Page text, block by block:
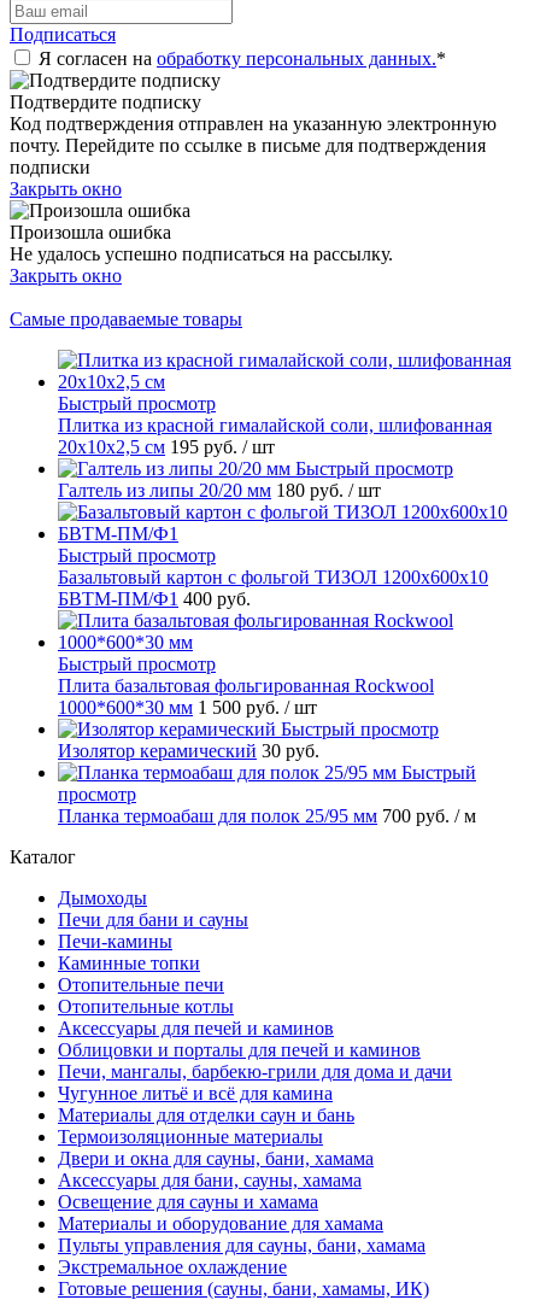
Подписаться
Я согласен на обработку персональных данных.*
Подтвердите подписку
Код подтверждения отправлен на указанную электронную
почту. Перейдите по ссылке в письме для подтверждения
подписки
Закрыть окно
Произошла ошибка
Не удалось успешно подписаться на рассылку.
Закрыть окно
Самые продаваемые товары
Быстрый просмотр
Плитка из красной гималайской соли, шлифованная
20х10х2,5 см 195 руб. / шт
Быстрый просмотр
Галтель из липы 20/20 мм 180 руб. / шт
Быстрый просмотр
Базальтовый картон с фольгой ТИЗОЛ 1200х600х10
БВТМ-ПМ/Ф1 400 руб.
Быстрый просмотр
Плита базальтовая фольгированная Rockwool
1000*600*30 мм 1 500 руб. / шт
Быстрый просмотр
Изолятор керамический 30 руб.
Быстрый
просмотр
Планка термоабаш для полок 25/95 мм 700 руб. / м
Каталог
Дымоходы
Печи для бани и сауны
Печи-камины
Каминные топки
Отопительные печи
Отопительные котлы
Аксессуары для печей и каминов
Облицовки и порталы для печей и каминов
Печи, мангалы, барбекю-грили для дома и дачи
Чугунное литьё и всё для камина
Материалы для отделки саун и бань
Термоизоляционные материалы
Двери и окна для сауны, бани, хамама
Аксессуары для бани, сауны, хамама
Освещение для сауны и хамама
Материалы и оборудование для хамама
Пульты управления для сауны, бани, хамама
Экстремальное охлаждение
Готовые решения (сауны, бани, хамамы, ИК)